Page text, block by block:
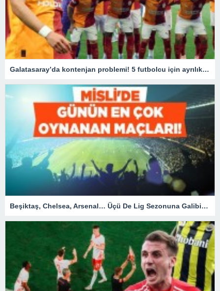
Galatasaray’da kontenjan problemi! 5 futbolcu için ayrılık kararı
Beşiktaş, Chelsea, Arsenal… Üçü De Lig Sezonuna Galibiyetle Başlar! İşte Misli’de Günün En Çok Oynanan Maçları